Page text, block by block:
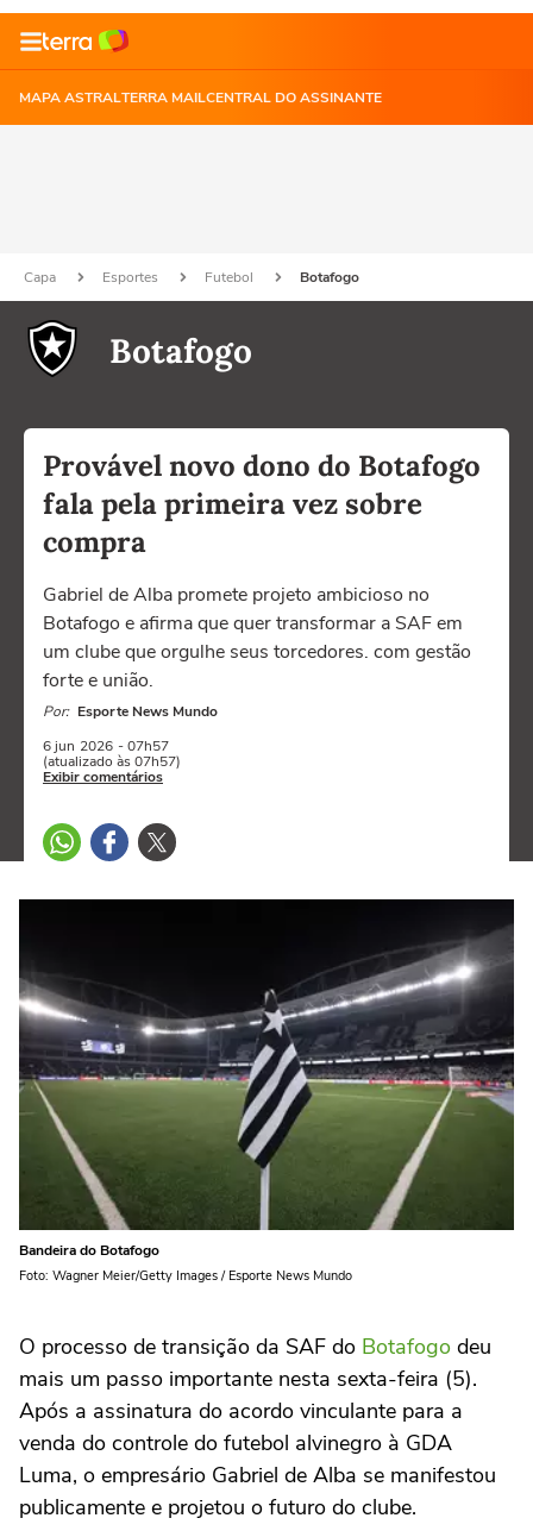
MAPA ASTRALTERRA MAILCENTRAL DO ASSINANTE
Capa Esportes Futebol Botafogo
Botafogo
Provável novo dono do Botafogo
fala pela primeira vez sobre
compra
Gabriel de Alba promete projeto ambicioso no
Botafogo e afirma que quer transformar a SAF em
um clube que orgulhe seus torcedores. com gestão
forte e união.
Por: Esporte News Mundo
6 jun 2026 - 07h57
(atualizado às 07h57)
Exibir comentários
Bandeira do Botafogo
Foto: Wagner Meier/Getty Images / Esporte News Mundo
O processo de transição da SAF do Botafogo deu
mais um passo importante nesta sexta-feira (5).
Após a assinatura do acordo vinculante para a
venda do controle do futebol alvinegro à GDA
Luma, o empresário Gabriel de Alba se manifestou
publicamente e projetou o futuro do clube.